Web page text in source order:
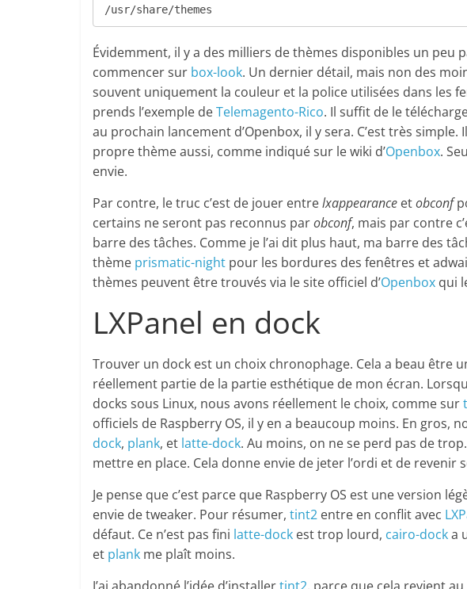
/usr/share/themes
Évidemment, il y a des milliers de thèmes disponibles un peu
commencer sur box-look. Un dernier détail, mais non des
souvent uniquement la couleur et la police utilisées dans les
prends l’exemple deTelemagento-Rico. Il suffit de le
au prochain lancement d’Openbox, il y sera. C’est très
propre thème aussi, comme indiqué sur le wiki d’Openbox.
envie.
Par contre, le truc c’est de jouer entrelxappearance etobconf
certains ne seront pas reconnus parobconf, mais par contre
barre des tâches. Comme je l’ai dit plus haut, ma barre des
thème prismatic-night pour les bordures des fenêtres et
thèmes peuvent être trouvés via le site officiel d’Openbox qui
LXPanel en dock
Trouver un dock est un choix chronophage. Cela a beau être
réellement partie de la partie esthétique de mon écran.
docks sous Linux, nous avons réellement le choix, comme sur
officiels de Raspberry OS, il y en a beaucoup moins. En gros,
dock, plank, et latte-dock. Au moins, on ne se perd pas de
mettre en place. Cela donne envie de jeter l’ordi et de
Je pense que c’est parce que Raspberry OS est une version
envie de tweaker. Pour résumer, tint2 entre en conflit avec
défaut. Ce n’est pas fini latte-dock est trop lourd, cairo-docka
et plank me plaît moins.